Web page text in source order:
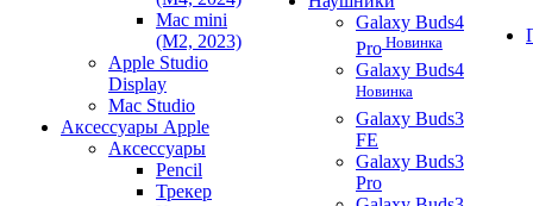
Mac mini
(M2, 2023)
Apple Studio
Display
Mac Studio
Аксессуары Apple
Аксессуары
Pencil
Трекер
Galaxy Buds4
Pro Новинка
Galaxy Buds4
Новинка
Galaxy Buds3
FE
Galaxy Buds3
Pro